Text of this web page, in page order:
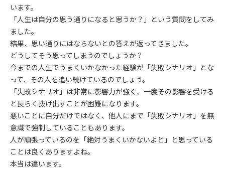
います。
「人生は自分の思う通りになると思うか？」という質問をしてみ
ました。
結果、思い通りにはならないとの答えが返ってきました。
どうしてそう思ってしまうのでしょうか？
今までの人生でうまくいかなかった経験が「失敗シナリオ」とな
って、その人を追い続けているのでしょう。
「失敗シナリオ」は非常に影響力が強く、一度その影響を受ける
と長らく抜け出すことが困難になります。
悪いことに自分だけではなく、他人にまで「失敗シナリオ」を無
意識で強制していることもあります。
人が頑張っているのを「絶対うまくいかないよと」と思っている
ことは良くありますよね。
本当は違います。